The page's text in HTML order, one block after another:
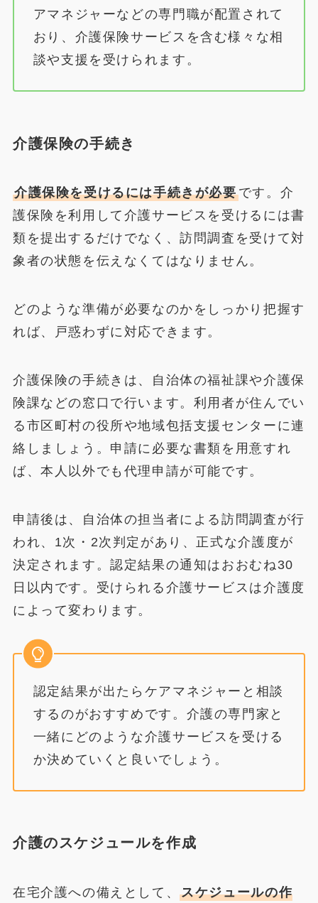
アマネジャーなどの専門職が配置されて
おり、介護保険サービスを含む様々な相
談や支援を受けられます。
介護保険の手続き
介護保険を受けるには手続きが必要です。介
護保険を利用して介護サービスを受けるには書
類を提出するだけでなく、訪問調査を受けて対
象者の状態を伝えなくてはなりません。
どのような準備が必要なのかをしっかり把握す
れば、戸惑わずに対応できます。
介護保険の手続きは、自治体の福祉課や介護保
険課などの窓口で行います。利用者が住んでい
る市区町村の役所や地域包括支援センターに連
絡しましょう。申請に必要な書類を用意すれ
ば、本人以外でも代理申請が可能です。
申請後は、自治体の担当者による訪問調査が行
われ、1次・2次判定があり、正式な介護度が
決定されます。認定結果の通知はおおむね30
日以内です。受けられる介護サービスは介護度
によって変わります。
認定結果が出たらケアマネジャーと相談
するのがおすすめです。介護の専門家と
一緒にどのような介護サービスを受ける
か決めていくと良いでしょう。
介護のスケジュールを作成
在宅介護への備えとして、スケジュールの作